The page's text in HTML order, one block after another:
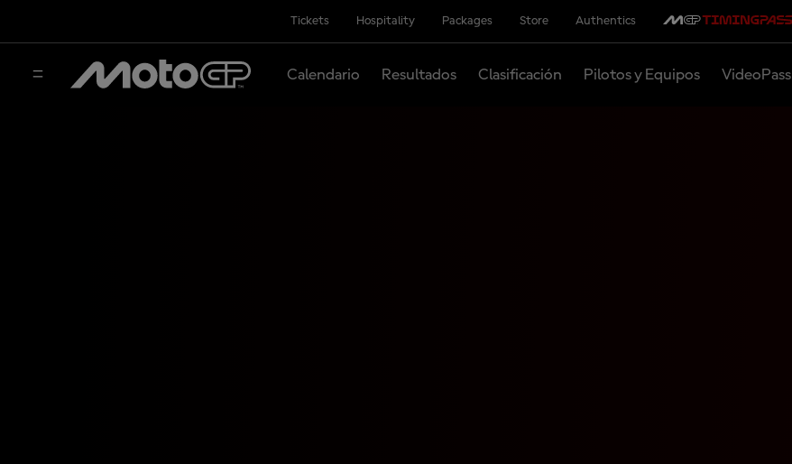
Tickets Hospitality Packages Store Authentics
Calendario Resultados Clasificación Pilotos y Equipos VideoPass